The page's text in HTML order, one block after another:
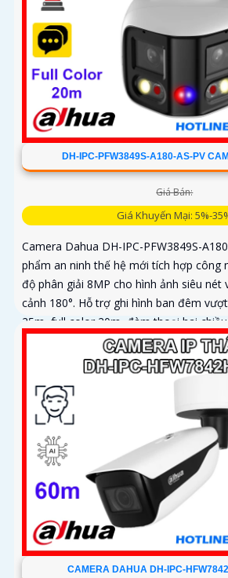
DH-IPC-PFW3849S-A180-AS-PV
Giá Bán:
Giá Khuyến Mại: 5%-
Camera Dahua DH-IPC-PFW3849S-
phẩm an ninh thế hệ mới tích hợp công
độ phân giải 8MP cho hình ảnh siêu nét
cảnh 180°. Hỗ trợ ghi hình ban đêm
25m, full color 20m, đàm thoại hai
cắm thẻ nhớ 256GB đáp ứng nhu cầu
kế chuẩn IP67 chống bụi nước, cấp
CAMERA DAHUA DH-IPC-